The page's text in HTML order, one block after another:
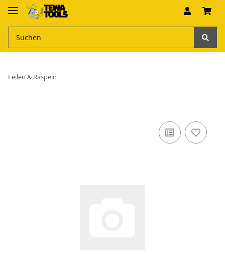
Feilen & Raspeln